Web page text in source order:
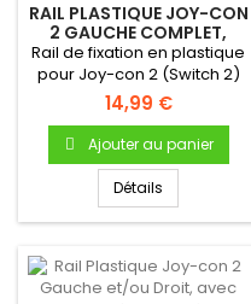
RAIL PLASTIQUE JOY-CON
2 GAUCHE COMPLET,
AVEC NAPPES DE
CONNEXION ET
BOUTONS...
Rail de fixation en plastique
pour Joy-con 2 (Switch 2)
GauchePermet de...
14,99 €
Ajouter au panier
Détails